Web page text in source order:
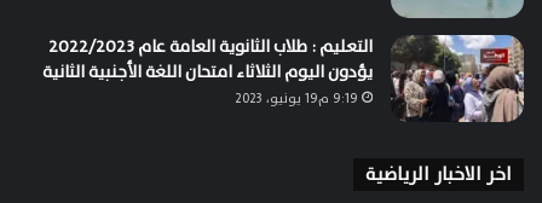
التعليم : طلاب الثانوية العامة عام 2022/2023
يؤدون اليوم الثلاثاء امتحان اللغة الأجنبية الثانية
9:19 م19 يونيو، 2023
اخر الاخبار الرياضية